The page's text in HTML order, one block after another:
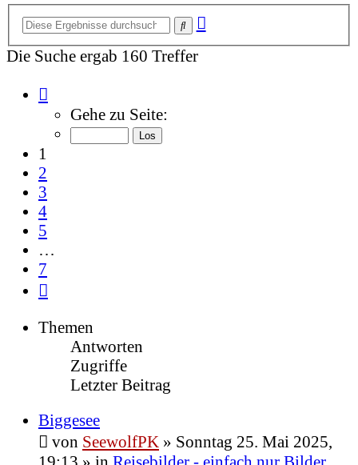
SucheErweiterte
Die Suche ergab 160 Treffer
1
von
Gehe zu Seite:
1
2
3
4
5
…
7
Themen
Antworten
Zugriffe
Letzter Beitrag
Biggesee
von SeewolfPK » Sonntag 25. Mai 2025,